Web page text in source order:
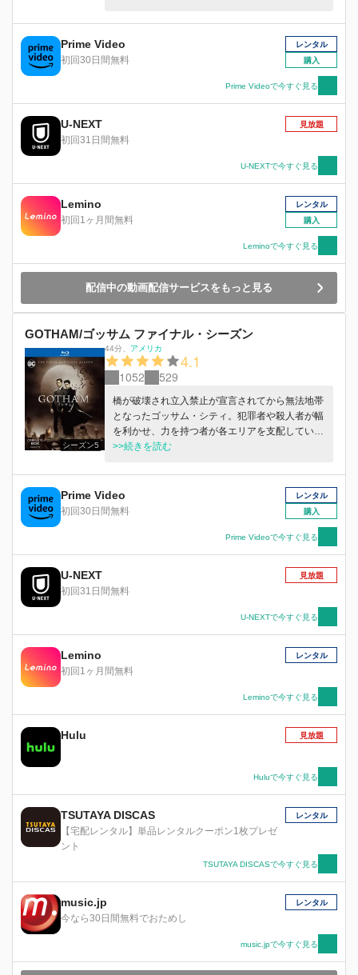
怖に陥れていた。ジェームズ・ゴードン市警本部
長が事態の収束に努める中、ゴッサムの闇の騎士
バットマンもまた、才色兼備なセリーナ・カイル
と共に真相解明に乗り出す。徐々に犯人の正体に
迫るバットマンの執念と、切り裂きジャックに秘
められた狂気が激突するとき、世界は紅蓮の炎に
Prime Video
初回30日間無料
レンタル
購入
Prime Videoで今すぐ見る
U-NEXT
初回31日間無料
見放題
U-NEXTで今すぐ見る
Lemino
初回1ヶ月間無料
レンタル
購入
Leminoで今すぐ見る
配信中の動画配信サービスをもっと見る
GOTHAM/ゴッサム ファイナル・シーズン
シーズン5
44分 アメリカ
4.1
1052 529
橋が破壊され立入禁止が宣言されてから無法地帯
となったゴッサム・シティ。犯罪者や殺人者が幅
を利かせ、力を持つ者が各エリアを支配してい
た。ゴッサム市警は本部の周辺を管理し、避難し
る日、食料庫がジョナサンの手下たちに襲われ食
料を盗まれてしまう。ゴードンは州政府に食料の
供給を依頼するが…。
>>続きを読む
Prime Video
初回30日間無料
レンタル
購入
Prime Videoで今すぐ見る
U-NEXT
初回31日間無料
見放題
U-NEXTで今すぐ見る
Lemino
初回1ヶ月間無料
レンタル
Leminoで今すぐ見る
Hulu 見放題
Huluで今すぐ見る
TSUTAYA DISCAS
【宅配レンタル】単品レンタルクーポン1枚プレゼ
ント
レンタル
TSUTAYA DISCASで今すぐ見る
music.jp
今なら30日間無料でおためし
レンタル
music.jpで今すぐ見る